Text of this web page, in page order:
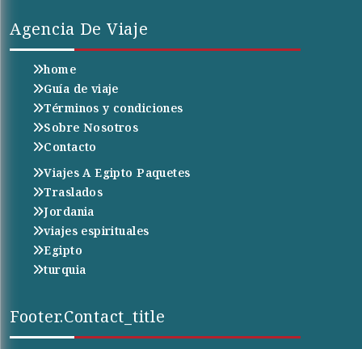
Agencia De Viaje
home
Guía de viaje
Términos y condiciones
Sobre Nosotros
Contacto
Viajes A Egipto Paquetes
Traslados
Jordania
viajes espirituales
Egipto
turquia
Footer.contact_title